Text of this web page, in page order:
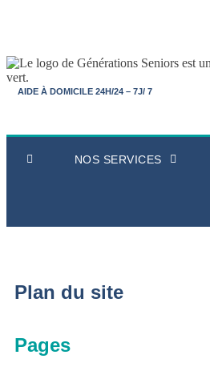
AIDE À DOMICILE 24H/24 – 7J/ 7
NOS SERVICES
Plan du site
Pages